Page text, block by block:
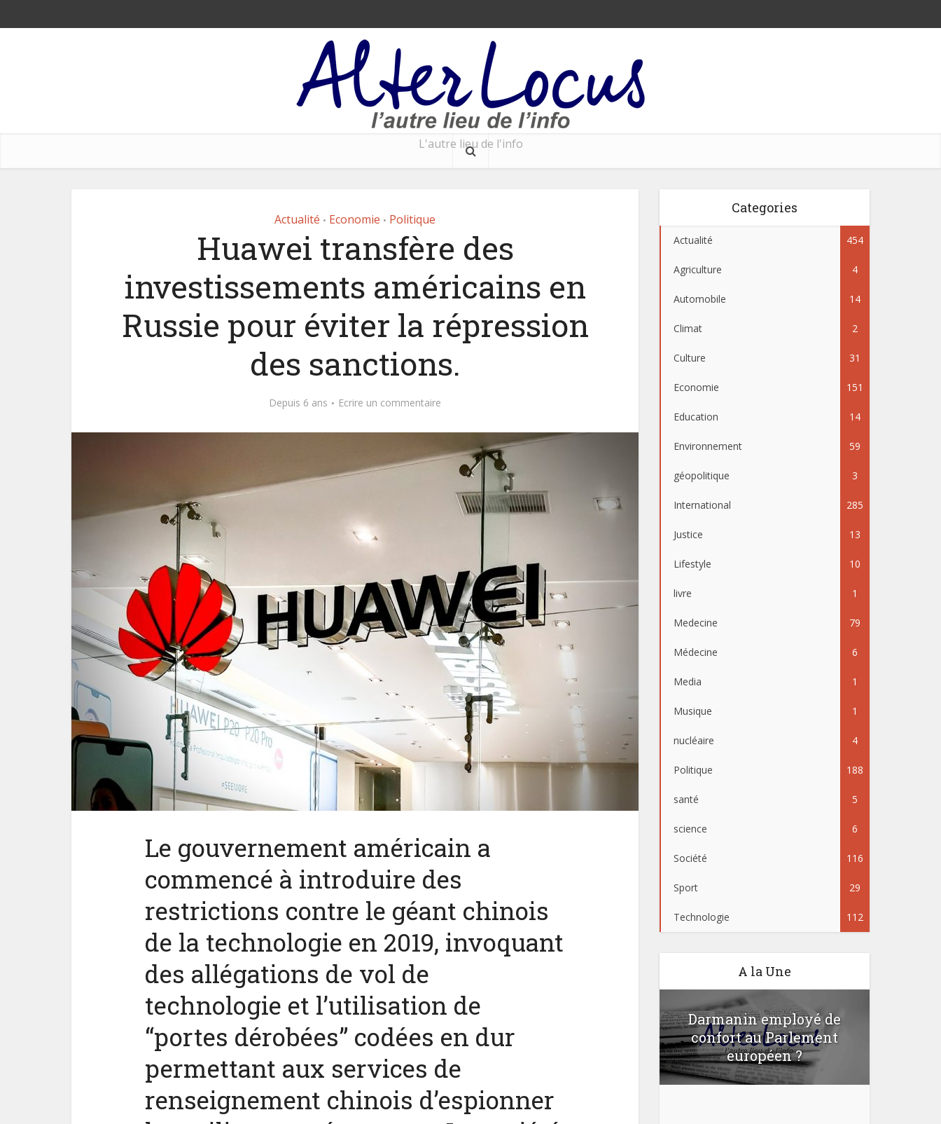
L'autre lieu de l'info
Actualité • Economie • Politique
Huawei transfère des
investissements américains en
Russie pour éviter la répression
des sanctions.
Depuis 6 ans Ecrire un commentaire
Le gouvernement américain a
commencé à introduire des
restrictions contre le géant chinois
de la technologie en 2019, invoquant
des allégations de vol de
technologie et l’utilisation de
“portes dérobées” codées en dur
permettant aux services de
renseignement chinois d’espionner
Categories
Actualité 454
Agriculture 4
Automobile 14
Climat 2
Culture 31
Economie 151
Education 14
Environnement 59
géopolitique 3
International 285
Justice 13
Lifestyle 10
livre 1
Medecine 79
Médecine 6
Media 1
Musique 1
nucléaire 4
Politique 188
santé 5
science 6
Société 116
Sport 29
Technologie 112
A la Une
Les dépenses de
fonctionnement de l’Etat
explosent
La nouvelle Guerre du
Darmanin employé de
confort au Parlement
européen ?